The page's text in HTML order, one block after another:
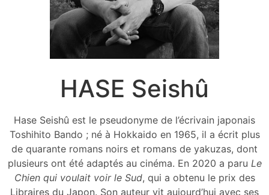
HASE Seishû
Hase Seishû est le pseudonyme de l’écrivain japonais
Toshihito Bando ; né à Hokkaido en 1965, il a écrit plus
de quarante romans noirs et romans de yakuzas, dont
plusieurs ont été adaptés au cinéma. En 2020 a paru Le
Chien qui voulait voir le Sud, qui a obtenu le prix des
Libraires du Japon. Son auteur vit aujourd’hui avec ses